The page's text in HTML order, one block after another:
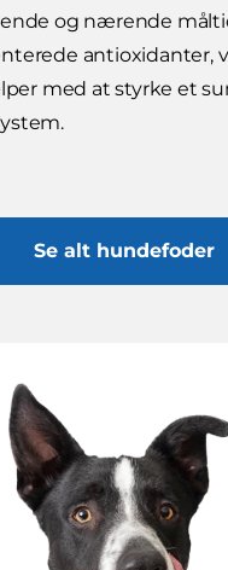
og nærende
antioxidanter,
med at styrke et
Se alt hundefoder